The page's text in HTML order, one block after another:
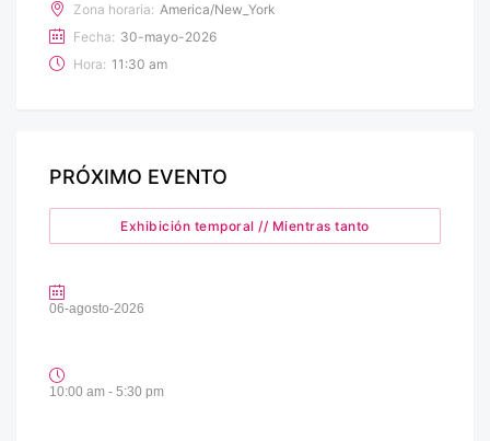
Zona horaria: America/New_York
Fecha: 30-mayo-2026
Hora: 11:30 am
PRÓXIMO EVENTO
Exhibición temporal // Mientras tanto
06-agosto-2026
10:00 am - 5:30 pm